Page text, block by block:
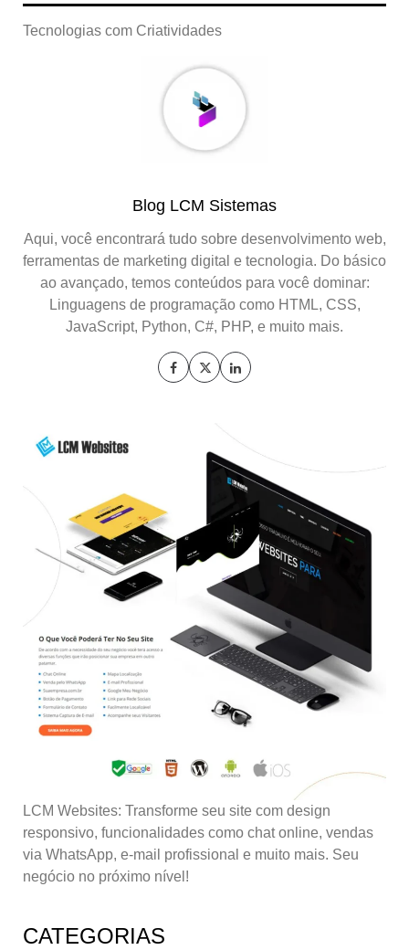
Tecnologias com Criatividades
Blog LCM Sistemas
Aqui, você encontrará tudo sobre desenvolvimento web,
ferramentas de marketing digital e tecnologia. Do básico
ao avançado, temos conteúdos para você dominar:
Linguagens de programação como HTML, CSS,
JavaScript, Python, C#, PHP, e muito mais.
LCM Websites: Transforme seu site com design
responsivo, funcionalidades como chat online, vendas
via WhatsApp, e-mail profissional e muito mais. Seu
negócio no próximo nível!
CATEGORIAS